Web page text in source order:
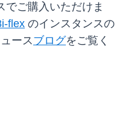
でご購入いただけま
flex のインスタンスの
ースブログをご覧く